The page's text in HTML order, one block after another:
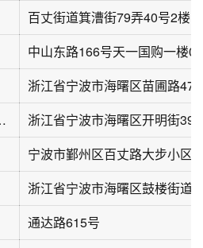
中山东路166号天一国购一楼
浙江省宁波市海曙区苗圃路47-
设计社
浙江省宁波市海曙区开明街
宁波市鄞州区百丈路大步小区
通达路615号